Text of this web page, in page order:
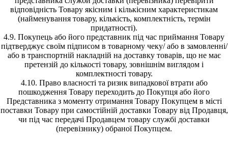
відповідність Товару якісним і кількісним характеристикам
(найменування товару, кількість, комплектність, термін
придатності).
4.9. Покупець або його представник під час приймання Товару
підтверджує своїм підписом в товарному чеку/ або в замовленні/
або в транспортній накладній на доставку товарів, що не має
претензій до кількості товару, зовнішнім виглядом і
комплектності товару.
4.10. Право власності та ризик випадкової втрати або
пошкодження Товару переходить до Покупця або його
Представника з моменту отримання Товару Покупцем в місті
поставки Товару при самостійній доставки Товару від Продавця,
чи під час передачі Продавцем товару службі доставки
(перевізнику) обраної Покупцем.